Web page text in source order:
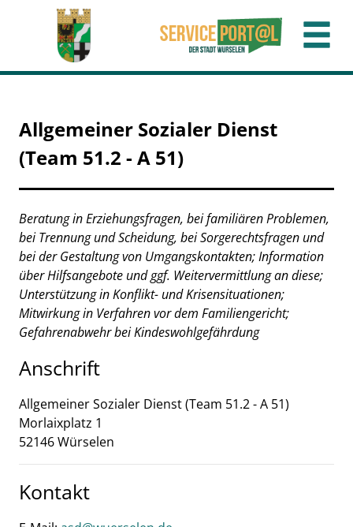
Zum Hauptinhalt springen
Zum Header
Zum Hauptinhalt
Zum Footer
Allgemeiner Sozialer Dienst
(Team 51.2 - A 51)
Beschreibung
Beratung in Erziehungsfragen, bei familiären Problemen,
bei Trennung und Scheidung, bei Sorgerechtsfragen und
bei der Gestaltung von Umgangskontakten; Information
über Hilfsangebote und ggf. Weitervermittlung an diese;
Unterstützung in Konflikt- und Krisensituationen;
Mitwirkung in Verfahren vor dem Familiengericht;
Gefahrenabwehr bei Kindeswohlgefährdung
Anschrift
Allgemeiner Sozialer Dienst (Team 51.2 - A 51)
Morlaixplatz 1
52146Würselen
Kontakt